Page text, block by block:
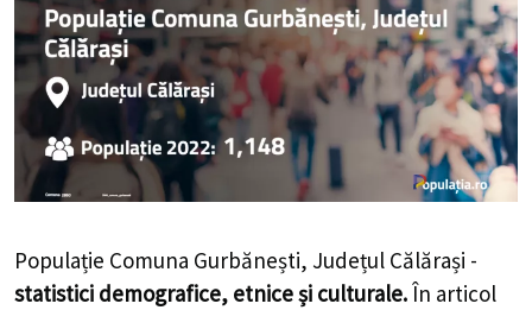
Populație Comuna Gurbănești, Județul Călărași -
statistici demografice, etnice și culturale.În articol